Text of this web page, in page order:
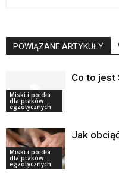
POWIĄZANE ARTYKUŁY
Miski i poidła
dla ptaków
egzotycznych
Co to jest
Miski i poidła
dla ptaków
egzotycznych
Jak